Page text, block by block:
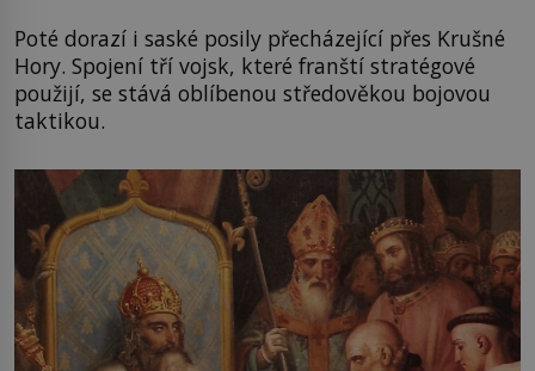
Poté dorazí i saské posily přecházející přes Krušné
Hory. Spojení tří vojsk, které franští stratégové
použijí, se stává oblíbenou středověkou bojovou
taktikou.